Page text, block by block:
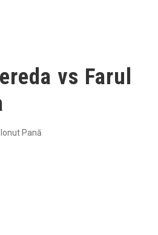
vs Farul
Ionut Pană